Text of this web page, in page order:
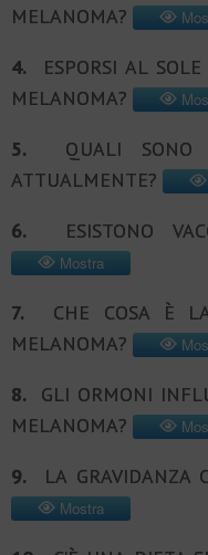
MELANOMA?
4. ESPORSI AL SOLE
MELANOMA?
5. QUALI SONO I
ATTUALMENTE?
6. ESISTONO
Mostra
7. CHE COSA È LA
MELANOMA?
8. GLI ORMONI
MELANOMA?
9. LA GRAVIDANZA
Mostra